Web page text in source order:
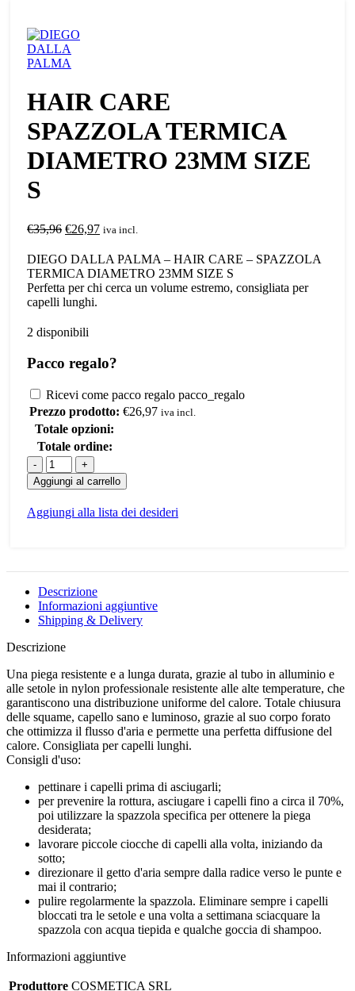
HAIR CARE
SPAZZOLA TERMICA
DIAMETRO 23MM SIZE
S
€35,96 Il
originale
era:
€35,96.
€26,97Il
attuale
è:
€26,97.
iva incl.
DIEGO DALLA PALMA – HAIR CARE – SPAZZOLA
TERMICA DIAMETRO 23MM SIZE S
Perfetta per chi cerca un volume estremo, consigliata per
capelli lunghi.
2 disponibili
Pacco regalo?
Ricevi come pacco regalo pacco_regalo
Prezzo prodotto: €26,97 iva incl.
Totale opzioni:
Totale ordine:
HAIR
CARE
SPAZZOLA
TERMICA
DIAMETRO
quantità
Aggiungi al carrello
Aggiungi alla lista dei desideri
Descrizione
Informazioni aggiuntive
Shipping & Delivery
Descrizione
Una piega resistente e a lunga durata, grazie al tubo in alluminio e
alle setole in nylon professionale resistente alle alte temperature, che
garantiscono una distribuzione uniforme del calore. Totale chiusura
delle squame, capello sano e luminoso, grazie al suo corpo forato
che ottimizza il flusso d'aria e permette una perfetta diffusione del
calore. Consigliata per capelli lunghi.
Consigli d'uso:
pettinare i capelli prima di asciugarli;
per prevenire la rottura, asciugare i capelli fino a circa il 70%,
poi utilizzare la spazzola specifica per ottenere la piega
desiderata;
lavorare piccole ciocche di capelli alla volta, iniziando da
sotto;
direzionare il getto d'aria sempre dalla radice verso le punte e
mai il contrario;
pulire regolarmente la spazzola. Eliminare sempre i capelli
bloccati tra le setole e una volta a settimana sciacquare la
spazzola con acqua tiepida e qualche goccia di shampoo.
Informazioni aggiuntive
Produttore COSMETICA SRL